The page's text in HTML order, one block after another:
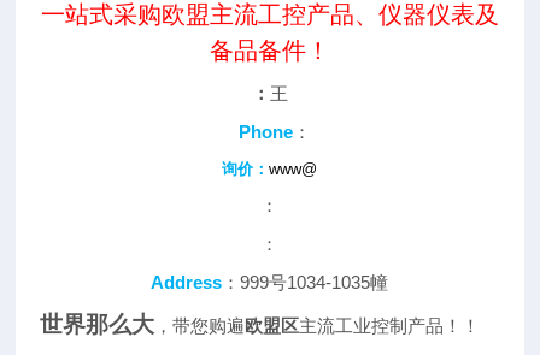
一站式采购欧盟主流工控产品、仪器仪表及
备品备件！
： 王
Phone：
询价：www@
：
：
Address ：999号1034-1035幢
世界那么大 ，带您购遍欧盟区主流工业控制产品！！